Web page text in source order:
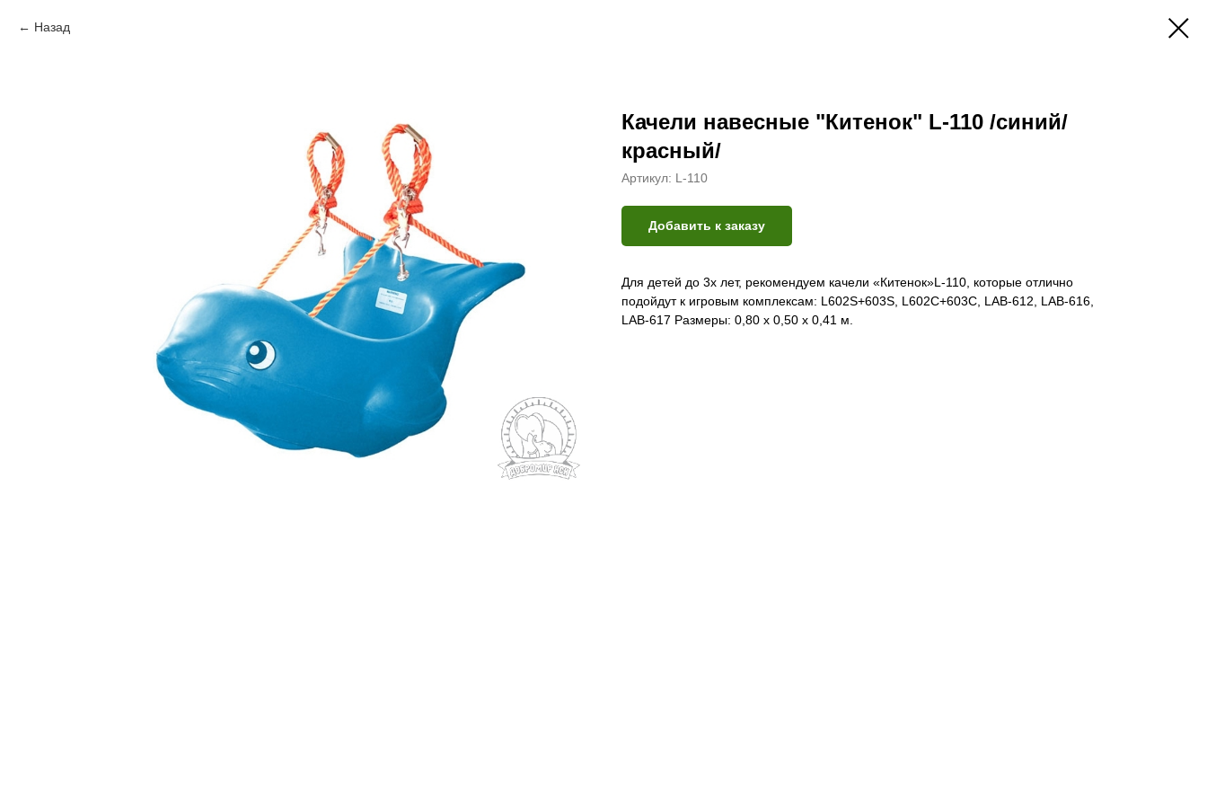
Назад
Качели навесные "Китенок" L-110 /синий/
красный/
Артикул: L-110
Добавить к заказу
Для детей до 3х лет, рекомендуем качели «Китенок»L-110, которые отлично
подойдут к игровым комплексам: L602S+603S, L602С+603С, LAB-612, LAB-616,
LAB-617 Размеры: 0,80 х 0,50 х 0,41 м.